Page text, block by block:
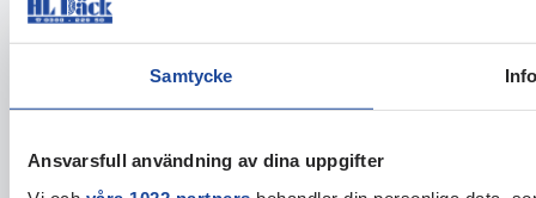
Samtycke
Ansvarsfull användning av dina uppgifter